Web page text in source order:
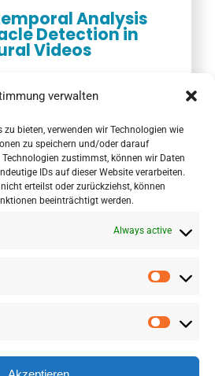
verwalten
bieten, verwenden wir Technologien wie
zu speichern und/oder darauf
zustimmst, können wir Daten
IDs auf dieser Website verarbeiten.
erteilst oder zurückziehst, können
beeinträchtigt werden.
Always active
Analysis
Detection in
Videos
in maize
Presse|AGB|